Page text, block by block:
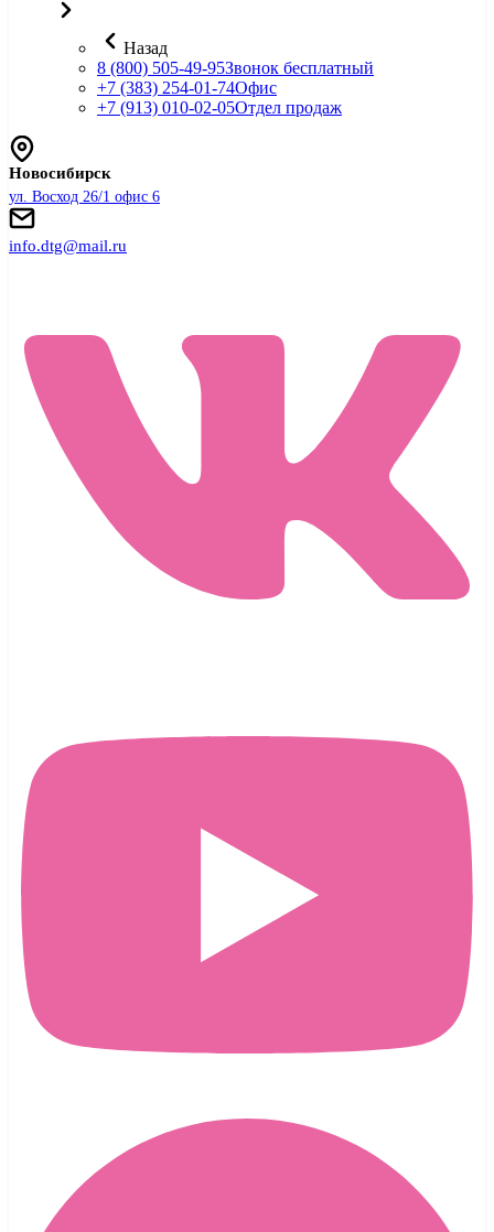
Назад
8 (800) 505-49-95Звонок бесплатный
+7 (383) 254-01-74Офис
+7 (913) 010-02-05Отдел продаж
Новосибирск
ул. Восход 26/1 офис 6
info.dtg@mail.ru